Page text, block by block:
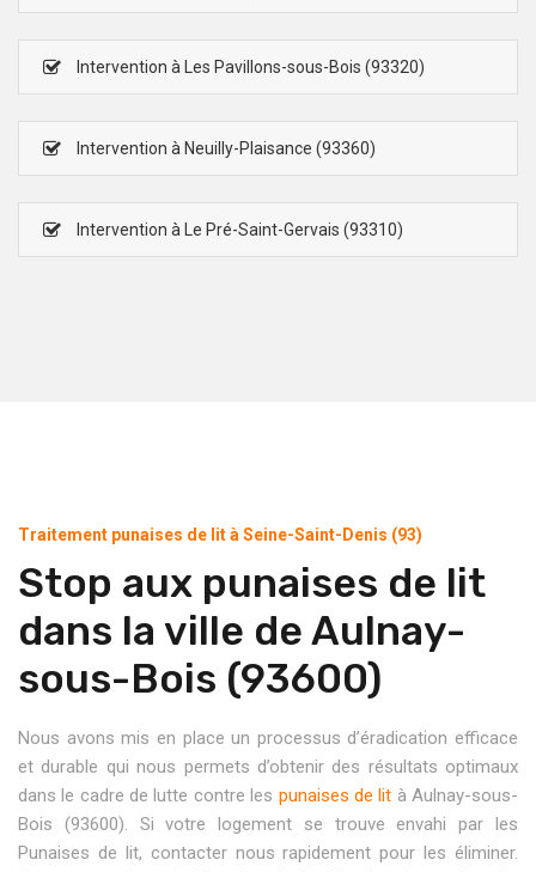
Intervention à Les Pavillons-sous-Bois (93320)
Intervention à Neuilly-Plaisance (93360)
Intervention à Le Pré-Saint-Gervais (93310)
Traitement punaises de lit à Seine-Saint-Denis (93)
Stop aux punaises de lit
dans la ville de Aulnay-
sous-Bois (93600)
Nous avons mis en place un processus d’éradication efficace
et durable qui nous permets d’obtenir des résultats optimaux
dans le cadre de lutte contre les punaises de lit à Aulnay-sous-
Bois (93600). Si votre logement se trouve envahi par les
Punaises de lit, contacter nous rapidement pour les éliminer.